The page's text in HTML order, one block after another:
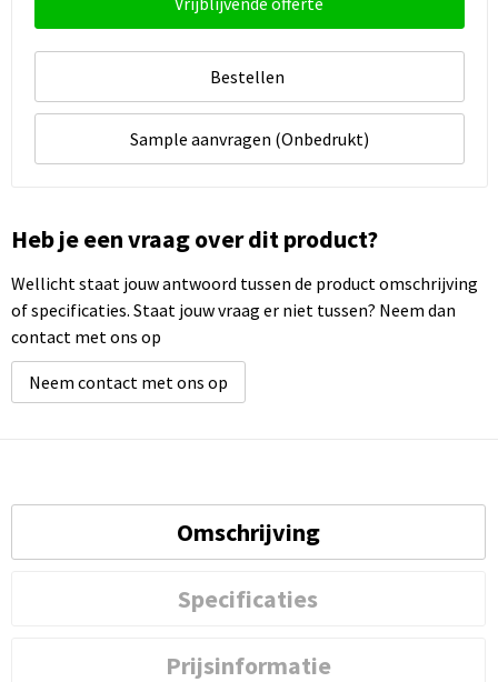
Bestellen
Sample aanvragen (Onbedrukt)
Heb je een vraag over dit product?
Wellicht staat jouw antwoord tussen de product omschrijving
of specificaties. Staat jouw vraag er niet tussen? Neem dan
contact met ons op
Neem contact met ons op
Omschrijving
Specificaties
Prijsinformatie